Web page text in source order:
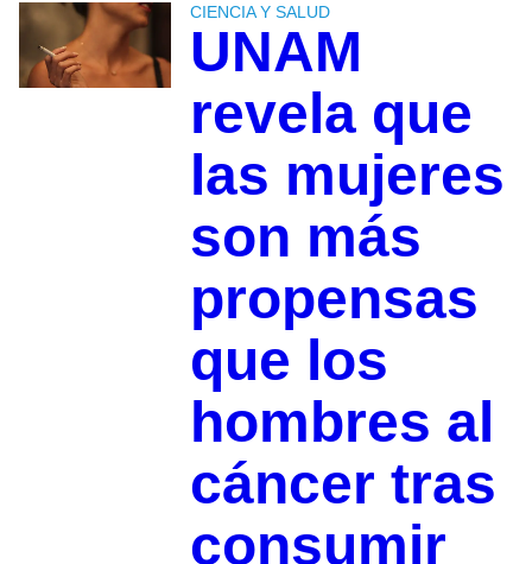
CIENCIA Y SALUD
UNAM
revela que
las mujeres
son más
propensas
que los
hombres al
cáncer tras
consumir